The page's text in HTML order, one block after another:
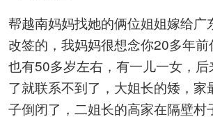
帮越南妈妈找她的俩位姐姐嫁给广
改签的，我妈妈很想念你20多年
也有50多岁左右，有一儿一女，
了就联系不到了，大姐长的矮，家
子倒闭了，二姐长的高家在隔壁村